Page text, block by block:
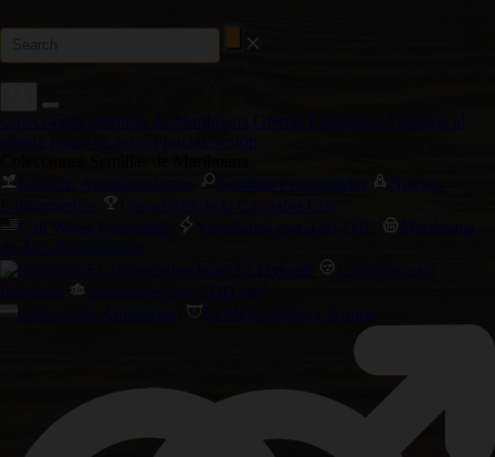
Colecciones Semillas de Marihuana Ofertas Especiales Atencion al
cliente Inicio de sesión Iniciar Sesión
Semillas Autoflorecientes
Semillas Feminizadas
Nuevos
Lanzamientos
Ganadores de la Cannabis Cup
Cali Weed Variedades
Variedades con Alto THC
Marihuana
de Alto Rendimiento
Precision F1 Hybrids
Cannabis para
Relajarse
Variedades con CBD alto
Clásicos de Amsterdam
El Mejor Sabor y Aroma